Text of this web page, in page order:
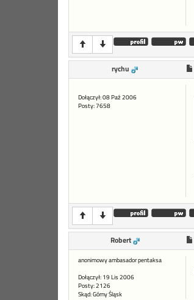
rychu
Dołączył: 08 Paź 2006
Posty: 7658
Robert
anonimowy ambasador pentaksa
Dołączył: 19 Lis 2006
Posty: 2126
Skąd: Górny Śląsk